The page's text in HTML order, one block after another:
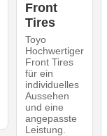
Front
Tires
Toyo
Hochwertiger
Front Tires
für ein
individuelles
Aussehen
und eine
angepasste
Leistung.